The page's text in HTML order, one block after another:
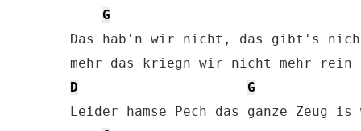
G
Das hab'n wir nicht, das gibt's
D
G
Leider hamse Pech das ganze Zeug is